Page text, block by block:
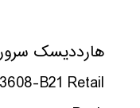
B21 Retail